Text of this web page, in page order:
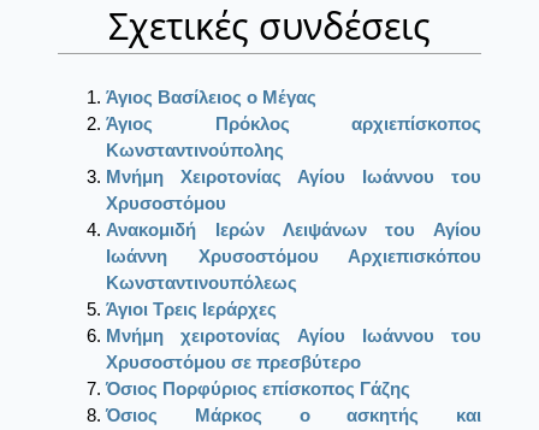
Σχετικές συνδέσεις
Άγιος Βασίλειος ο Μέγας
Άγιος Πρόκλος αρχιεπίσκοπος
Κωνσταντινούπολης
Μνήμη Χειροτονίας Αγίου Ιωάννου του
Χρυσοστόμου
Ανακομιδή Ιερών Λειψάνων του Αγίου
Ιωάννη Χρυσοστόμου Αρχιεπισκόπου
Κωνσταντινουπόλεως
Άγιοι Τρεις Ιεράρχες
Μνήμη χειροτονίας Αγίου Ιωάννου του
Χρυσοστόμου σε πρεσβύτερο
Όσιος Πορφύριος επίσκοπος Γάζης
Όσιος Μάρκος ο ασκητής και